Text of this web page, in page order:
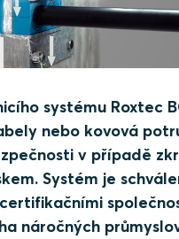
systému Roxtec
nebo kovová
v případě
Systém je
náročných